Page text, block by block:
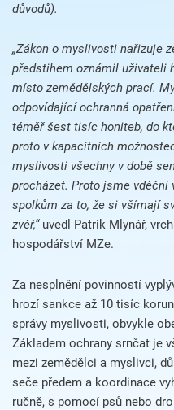
důvodů).
„Zákon o myslivosti nařizuje
předstihem oznámil uživateli
místo zemědělských prací.
odpovídající ochranná
téměř šest tisíc honiteb, do
proto v kapacitních
myslivosti všechny v době
procházet. Proto jsme vděčni
spolkům za to, že si všímají
zvěř,“uvedl Patrik Mlynář,
hospodářství MZe.
Za nesplnění povinností
hrozí sankce až 10 tisíc
správy myslivosti, obvykle
Základem ochrany srnčat je
mezi zemědělci a myslivci,
seče předem a koordinace
ručně, s pomocí psů nebo